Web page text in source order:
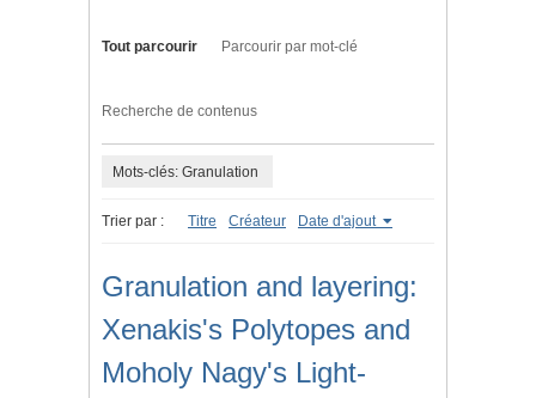
Tout parcourir Parcourir par mot-clé
Recherche de contenus
Mots-clés: Granulation
Trier par : Titre Créateur Date d'ajout
Granulation and layering:
Xenakis's Polytopes and
Moholy Nagy's Light-